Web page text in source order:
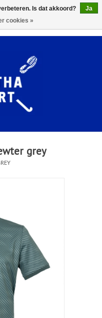
grey
Is dat akkoord?
Ja
cookies »